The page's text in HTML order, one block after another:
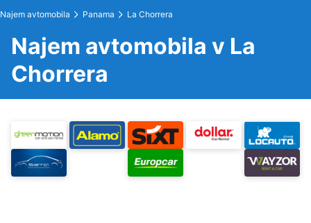
Najem avtomobila Panama La Chorrera
Najem avtomobila v La
Chorrera